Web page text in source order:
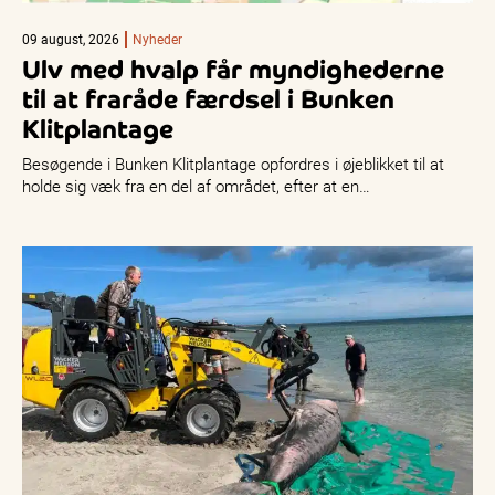
09 august, 2026 Nyheder
Ulv med hvalp får myndighederne
til at fraråde færdsel i Bunken
Klitplantage
Besøgende i Bunken Klitplantage opfordres i øjeblikket til at
holde sig væk fra en del af området, efter at en…